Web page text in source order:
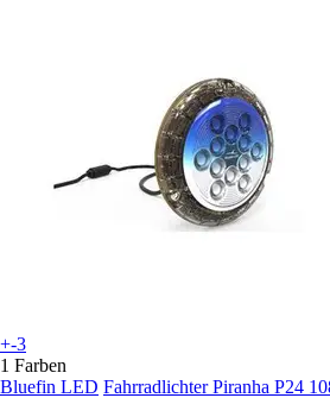
+-3
1 Farben
Bluefin LED Fahrradlichter Piranha P24